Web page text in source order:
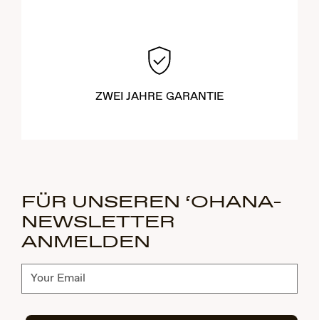
ZWEI JAHRE GARANTIE
FÜR UNSEREN ‘OHANA-
NEWSLETTER
ANMELDEN
Abonnieren